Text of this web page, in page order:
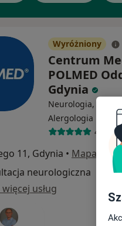
Wyróżniony
Centrum
POLMED
Gdynia
Neurologia,
Alergologia
4122
11, Gdynia • Mapa
neurologiczna
usług